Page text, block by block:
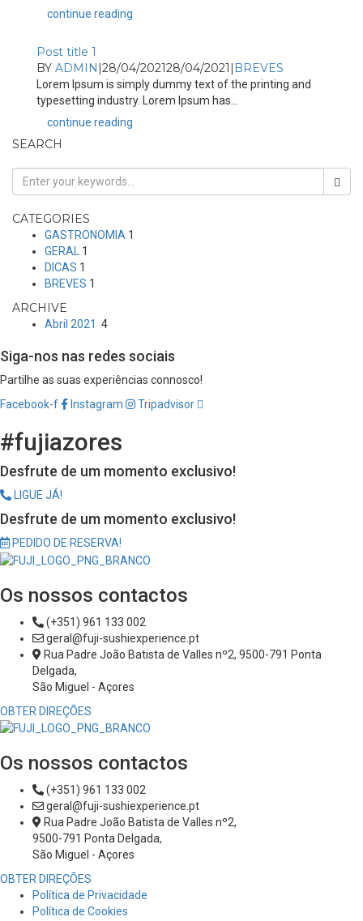
continue reading
Post title 1
BY ADMIN |28/04/202128/04/2021 | BREVES
Lorem Ipsum is simply dummy text of the printing and
typesetting industry. Lorem Ipsum has...
continue reading
SEARCH
CATEGORIES
GASTRONOMIA 1
GERAL 1
DICAS 1
BREVES 1
ARCHIVE
Abril 2021 4
Siga-nos nas redes sociais
Partilhe as suas experiências connosco!
Facebook-f
Instagram Tripadvisor
#fujiazores
Desfrute de um momento exclusivo!
LIGUE JÁ!
Desfrute de um momento exclusivo!
PEDIDO DE RESERVA!
Os nossos contactos
(+351) 961 133 002
geral@fuji-sushiexperience.pt
Rua Padre João Batista de Valles nº2, 9500-791 Ponta
Delgada,
São Miguel - Açores
OBTER DIREÇÕES
Os nossos contactos
(+351) 961 133 002
geral@fuji-sushiexperience.pt
Rua Padre João Batista de Valles nº2,
9500-791 Ponta Delgada,
São Miguel - Açores
OBTER DIREÇÕES
Política de Privacidade
Política de Cookies